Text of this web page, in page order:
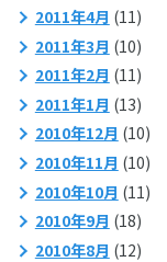
2011年4月 (11)
2011年3月 (10)
2011年2月 (11)
2011年1月 (13)
2010年12月 (10)
2010年11月 (10)
2010年10月 (11)
2010年9月 (18)
2010年8月 (12)